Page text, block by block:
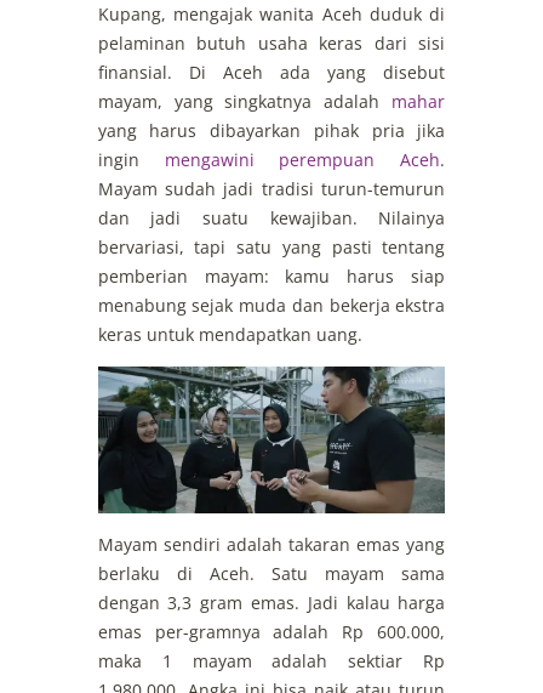
Kupang, mengajak wanita Aceh duduk di
pelaminan butuh usaha keras dari sisi
finansial. Di Aceh ada yang disebut
mayam, yang singkatnya adalah mahar
yang harus dibayarkan pihak pria jika
ingin mengawini perempuan Aceh.
Mayam sudah jadi tradisi turun-temurun
dan jadi suatu kewajiban. Nilainya
bervariasi, tapi satu yang pasti tentang
pemberian mayam: kamu harus siap
menabung sejak muda dan bekerja ekstra
keras untuk mendapatkan uang.
Mayam sendiri adalah takaran emas yang
berlaku di Aceh. Satu mayam sama
dengan 3,3 gram emas. Jadi kalau harga
emas per-gramnya adalah Rp 600.000,
maka 1 mayam adalah sektiar Rp